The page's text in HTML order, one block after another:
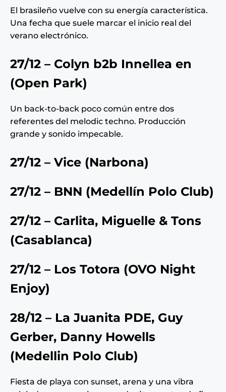
El brasileño vuelve con su energía característica.
Una fecha que suele marcar el inicio real del
verano electrónico.
27/12 – Colyn b2b Innellea en
(Open Park)
Un back-to-back poco común entre dos
referentes del melodic techno. Producción
grande y sonido impecable.
27/12 – Vice (Narbona)
27/12 – BNN (Medellín Polo Club)
27/12 – Carlita, Miguelle & Tons
(Casablanca)
27/12 – Los Totora (OVO Night
Enjoy)
28/12 – La Juanita PDE, Guy
Gerber, Danny Howells
(Medellin Polo Club)
Fiesta de playa con sunset, arena y una vibra